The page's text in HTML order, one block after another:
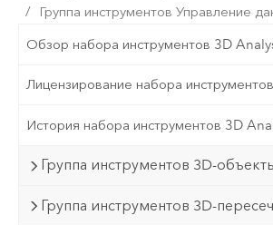
Группа инструментов Управление
Обзор набора инструментов 3D
Лицензирование набора
История набора инструментов 3D
Группа инструментов 3D-
Группа инструментов 3D-